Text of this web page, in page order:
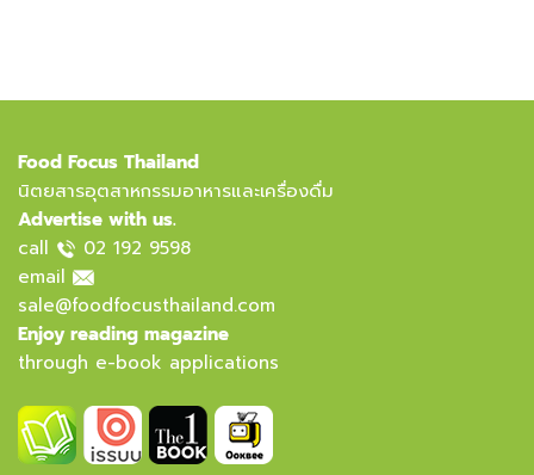
Food Focus Thailand
นิตยสารอุตสาหกรรมอาหารและเครื่องดื่ม
Advertise with us.
call
02 192 9598
email
sale@foodfocusthailand.com
Enjoy reading magazine
through e-book applications